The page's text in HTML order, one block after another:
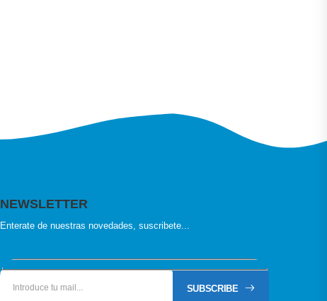
NEWSLETTER
Enterate de nuestras novedades, suscribete...
SUBSCRIBE